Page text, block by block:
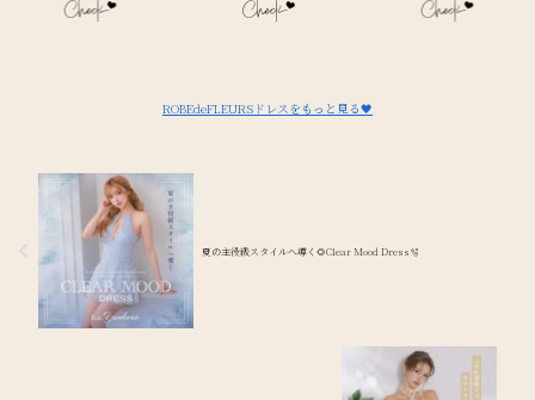
ROBEdeFLEURSドレスをもっと見る🖤
夏の主役級スタイルへ導く🌻Clear Mood Dress🫧